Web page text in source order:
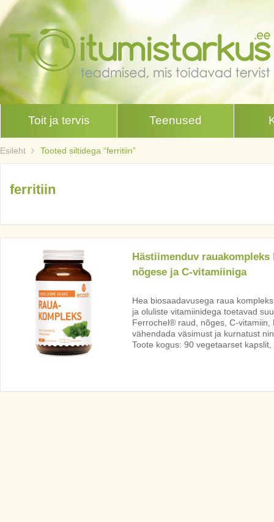
Toit ja tervis Teenused
Esileht Tooted siltidega “ferritiin”
ferritiin
Hästiimenduv rauakompleks
nõgese ja C-vitamiiniga
Hea biosaadavusega raua
ja oluliste vitamiinidega toetavad
Ferrochel® raud, nõges, C-vitamiin,
vähendada väsimust ja kurnatust
Toote kogus: 90 vegetaarset